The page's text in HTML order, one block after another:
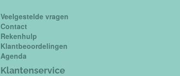
Veelgestelde vragen
Contact
Rekenhulp
Klantbeoordelingen
Agenda
Klantenservice